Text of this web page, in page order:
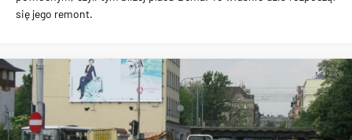
się jego remont.